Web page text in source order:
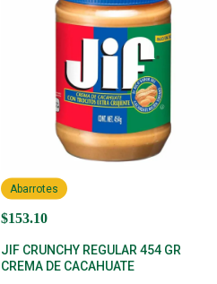
$153.10
Abarrotes
JIF CRUNCHY REGULAR 454 GR
CREMA DE CACAHUATE